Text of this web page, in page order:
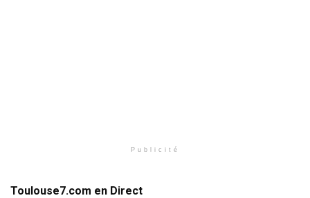
Publicité
Toulouse7.com en Direct